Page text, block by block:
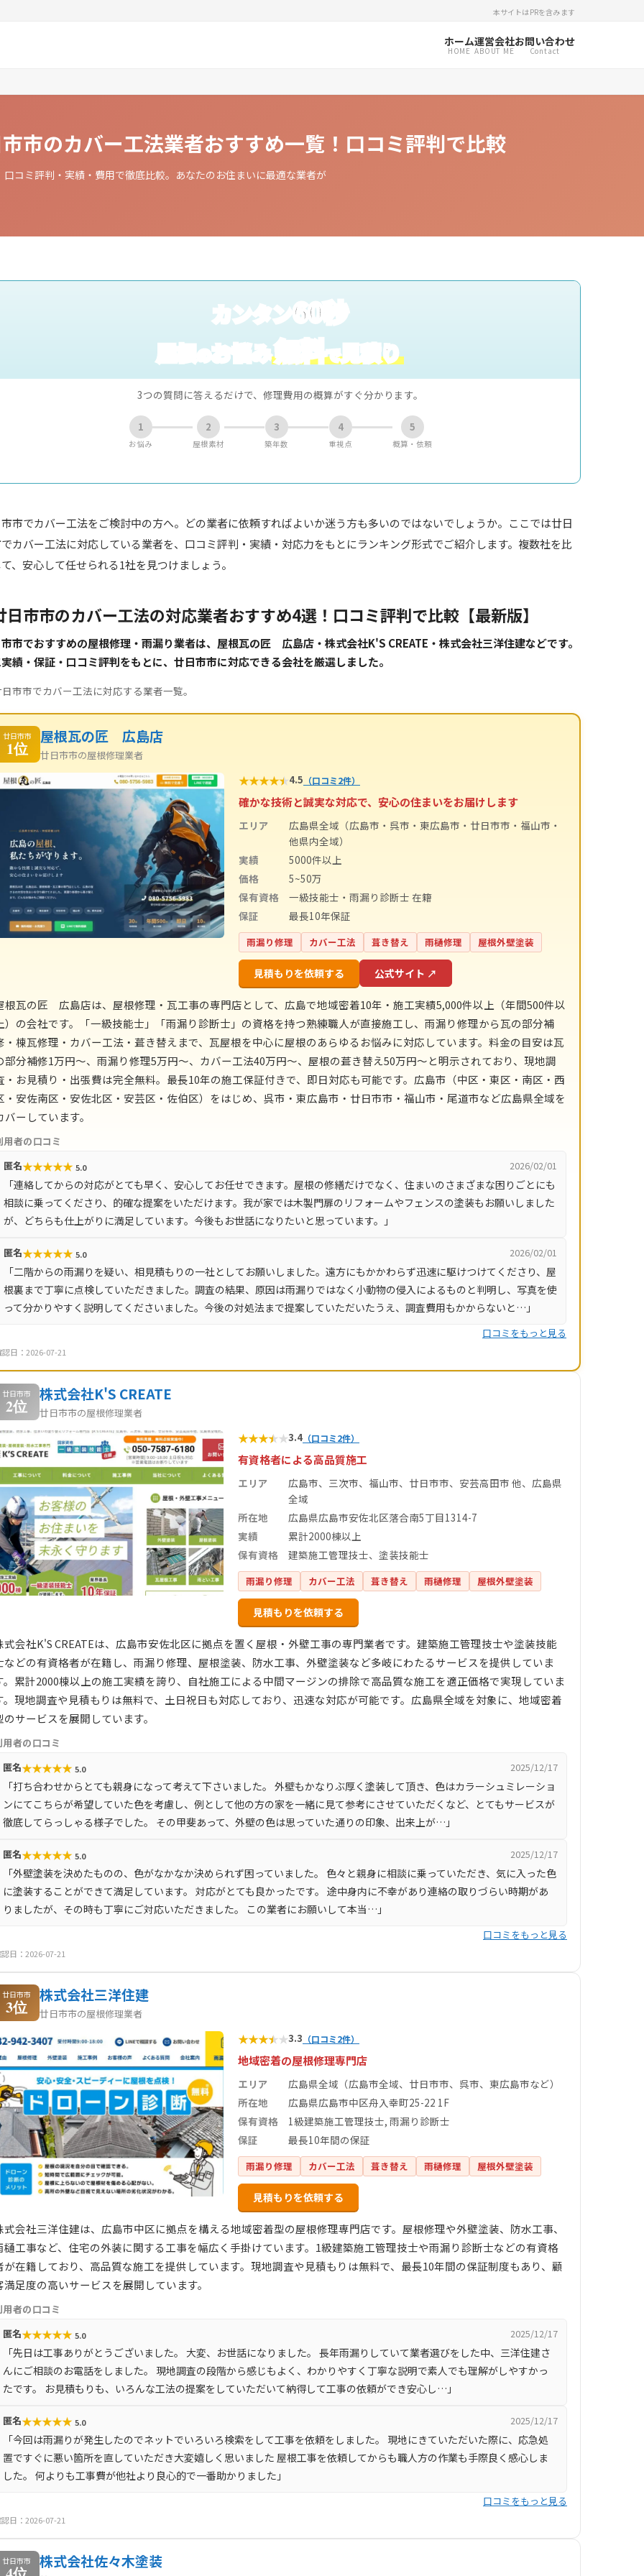
本サイトはPRを含みます
ホーム
HOME
運営会社
ABOUT ME
お問い合わせ
Contact
市のカバー工法業者おすすめ一覧！口コミ評判で比較
コミ評判・実績・費用で徹底比較。あなたのお住まいに最適な業者が
カンタン60秒
屋根のお悩み無料で見積り
3つの質問に答えるだけで、修理費用の概算がすぐ分かります。
1
お悩み
2
屋根素材
3
築年数
4
重視点
5
概算・依頼
市でカバー工法をご検討中の方へ。どの業者に依頼すればよいか迷う方も多いのではないでしょうか。ここでは廿日
カバー工法に対応している業者を、口コミ評判・実績・対応力をもとにランキング形式でご紹介します。複数社を比
、安心して任せられる1社を見つけましょう。
日市市のカバー工法の対応業者おすすめ4選！口コミ評判で比較【最新版】
市でおすすめの屋根修理・雨漏り業者は、屋根瓦の匠 広島店・株式会社K'S CREATE・株式会社三洋住建などです。
績・保証・口コミ評判をもとに、廿日市市に対応できる会社を厳選しました。
市市でカバー工法に対応する業者一覧。
廿日市市
1位
屋根瓦の匠 広島店
廿日市市の屋根修理業者
★★★★★4.5 （口コミ2件）
確かな技術と誠実な対応で、安心の住まいをお届けします
エリア
広島県全域（広島市・呉市・東広島市・廿日市市・福山市・
他県内全域）
実績
5000件以上
価格
5~50万
保有資格
一級技能士・雨漏り診断士 在籍
保証
最長10年保証
雨漏り修理 カバー工法 葺き替え 雨樋修理 屋根外壁塗装
見積もりを依頼する 公式サイト ↗
根瓦の匠 広島店は、屋根修理・瓦工事の専門店として、広島で地域密着10年・施工実績5,000件以上（年間500件以
）の会社です。「一級技能士」「雨漏り診断士」の資格を持つ熟練職人が直接施工し、雨漏り修理から瓦の部分補
・棟瓦修理・カバー工法・葺き替えまで、瓦屋根を中心に屋根のあらゆるお悩みに対応しています。料金の目安は瓦
部分補修1万円〜、雨漏り修理5万円〜、カバー工法40万円〜、屋根の葺き替え50万円〜と明示されており、現地調
・お見積り・出張費は完全無料。最長10年の施工保証付きで、即日対応も可能です。広島市（中区・東区・南区・西
・安佐南区・安佐北区・安芸区・佐伯区）をはじめ、呉市・東広島市・廿日市市・福山市・尾道市など広島県全域を
バーしています。
用者の口コミ
匿名★★★★★ 5.0 2026/02/01
「連絡してからの対応がとても早く、安心してお任せできます。屋根の修繕だけでなく、住まいのさまざまな困りごとにも
相談に乗ってくださり、的確な提案をいただけます。我が家では木製門扉のリフォームやフェンスの塗装もお願いしました
が、どちらも仕上がりに満足しています。今後もお世話になりたいと思っています。」
匿名★★★★★ 5.0 2026/02/01
「二階からの雨漏りを疑い、相見積もりの一社としてお願いしました。遠方にもかかわらず迅速に駆けつけてくださり、屋
根裏まで丁寧に点検していただきました。調査の結果、原因は雨漏りではなく小動物の侵入によるものと判明し、写真を使
って分かりやすく説明してくださいました。今後の対処法まで提案していただいたうえ、調査費用もかからないと…」
口コミをもっと見る
認日：2026-07-21
廿日市市
2位
株式会社K'S CREATE
廿日市市の屋根修理業者
★★★★★3.4 （口コミ2件）
有資格者による高品質施工
エリア
広島市、三次市、福山市、廿日市市、安芸高田市 他、広島県
全域
所在地
広島県広島市安佐北区落合南5丁目1314-7
実績
累計2000棟以上
保有資格
建築施工管理技士、塗装技能士
雨漏り修理 カバー工法 葺き替え 雨樋修理 屋根外壁塗装
見積もりを依頼する
式会社K'S CREATEは、広島市安佐北区に拠点を置く屋根・外壁工事の専門業者です。建築施工管理技士や塗装技能
などの有資格者が在籍し、雨漏り修理、屋根塗装、防水工事、外壁塗装など多岐にわたるサービスを提供していま
。累計2000棟以上の施工実績を誇り、自社施工による中間マージンの排除で高品質な施工を適正価格で実現していま
。現地調査や見積もりは無料で、土日祝日も対応しており、迅速な対応が可能です。広島県全域を対象に、地域密着
のサービスを展開しています。
用者の口コミ
匿名★★★★★ 5.0 2025/12/17
「打ち合わせからとても親身になって考えて下さいました。 外壁もかなりぶ厚く塗装して頂き、色はカラーシュミレーショ
ンにてこちらが希望していた色を考慮し、例として他の方の家を一緒に見て参考にさせていただくなど、とてもサービスが
徹底してらっしゃる様子でした。 その甲斐あって、外壁の色は思っていた通りの印象、出来上が…」
匿名★★★★★ 5.0 2025/12/17
「外壁塗装を決めたものの、色がなかなか決められず困っていました。 色々と親身に相談に乗っていただき、気に入った色
に塗装することができて満足しています。 対応がとても良かったです。 途中身内に不幸があり連絡の取りづらい時期があ
りましたが、その時も丁寧にご対応いただきました。 この業者にお願いして本当…」
口コミをもっと見る
日：2026-07-21
廿日市市
3位
株式会社三洋住建
廿日市市の屋根修理業者
★★★★★3.3 （口コミ2件）
地域密着の屋根修理専門店
エリア
広島県全域（広島市全域、廿日市市、呉市、東広島市など）
所在地
広島県広島市中区舟入幸町25-22 1F
保有資格
1級建築施工管理技士, 雨漏り診断士
保証
最長10年間の保証
雨漏り修理 カバー工法 葺き替え 雨樋修理 屋根外壁塗装
見積もりを依頼する
式会社三洋住建は、広島市中区に拠点を構える地域密着型の屋根修理専門店です。屋根修理や外壁塗装、防水工事、
樋工事など、住宅の外装に関する工事を幅広く手掛けています。1級建築施工管理技士や雨漏り診断士などの有資格
が在籍しており、高品質な施工を提供しています。現地調査や見積もりは無料で、最長10年間の保証制度もあり、顧
満足度の高いサービスを展開しています。
用者の口コミ
匿名★★★★★ 5.0 2025/12/17
「先日は工事ありがとうございました。 大変、お世話になりました。 長年雨漏りしていて業者選びをした中、三洋住建さ
んにご相談のお電話をしました。 現地調査の段階から感じもよく、わかりやすく丁寧な説明で素人でも理解がしやすかっ
たです。 お見積もりも、いろんな工法の提案をしていただいて納得して工事の依頼ができ安心し…」
匿名★★★★★ 5.0 2025/12/17
「今回は雨漏りが発生したのでネットでいろいろ検索をして工事を依頼をしました。 現地にきていただいた際に、応急処
置ですぐに悪い箇所を直していただき大変嬉しく思いました 屋根工事を依頼してからも職人方の作業も手際良く感心しま
した。 何よりも工事費が他社より良心的で一番助かりました」
口コミをもっと見る
日：2026-07-21
廿日市市 株式会社佐々木塗装